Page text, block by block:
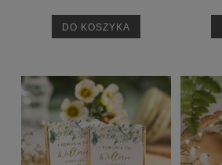
DO KOSZYKA